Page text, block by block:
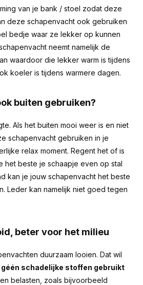
van je bank / stoel zodat deze
deze schapenvacht ook gebruiken
bedje waar ze lekker op kunnen
neemt namelijk de
waardoor die lekker warm is tijdens
koeler is tijdens warmere dagen.
buiten gebruiken?
Als het buiten mooi weer is en niet
schapenvacht gebruiken in je
relax moment. Regent het of is
het beste je schaapje even op stal
kan je jouw schapenvacht het beste
Leder kan namelijk niet goed tegen
beter voor het milieu
duurzaam looien. Dat wil
géén schadelijke stoffen gebruikt
belasten, zoals bijvoorbeeld